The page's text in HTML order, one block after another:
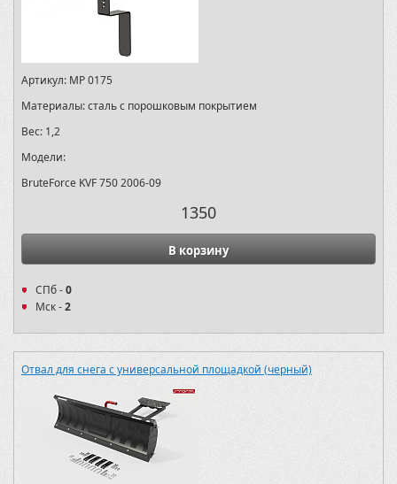
Артикул: MP 0175
Материалы:сталь с порошковым покрытием
Вес: 1,2
Модели:
BruteForce KVF 750 2006-09
1350
В корзину
СПб -0
Мск -2
Отвал для снега с универсальной площадкой (черный)